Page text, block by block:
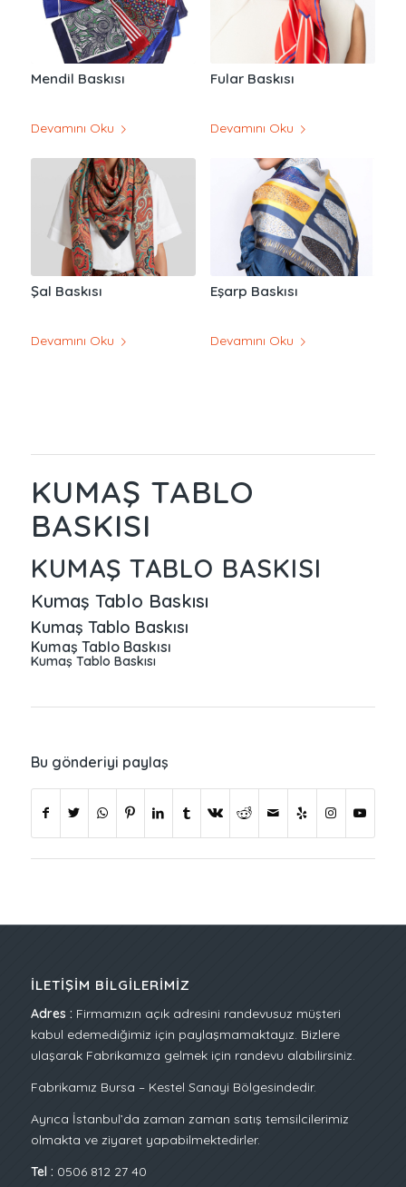
Mendil Baskısı
Devamını Oku
Fular Baskısı
Devamını Oku
Şal Baskısı
Devamını Oku
Eşarp Baskısı
Devamını Oku
KUMAŞ TABLO
BASKISI
KUMAŞ TABLO BASKISI
Kumaş Tablo Baskısı
Kumaş Tablo Baskısı
Kumaş Tablo Baskısı
Kumaş Tablo Baskısı
Bu gönderiyi paylaş
İLETIŞIM BILGILERIMIZ
Adres : Firmamızın açık adresini randevusuz müşteri
kabul edemediğimiz için paylaşmamaktayız. Bizlere
ulaşarak Fabrikamıza gelmek için randevu alabilirsiniz.
Fabrikamız Bursa – Kestel Sanayi Bölgesindedir.
Ayrıca İstanbul’da zaman zaman satış temsilcilerimiz
olmakta ve ziyaret yapabilmektedirler.
Tel : 0506 812 27 40